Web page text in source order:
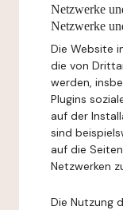
Netzwerke
Netzwerke
Die Website
die von
werden,
Plugins
auf der
sind
auf die
Netzwerken
Die Nutzung